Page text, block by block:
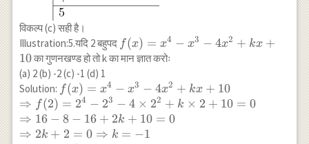
विकल्प (c) सही है।
Illustration:5.यदि 2 बहुपद f(x)=x^4-
x^3-4
x+10
f(x) = x4 − x3 − 4x2 + kx +
10का गुणनखण्ड हो तो k का मान ज्ञात करोः
(a) 2 (b) -2 (c) -1 (d) 1
Solution: f(x)=x^4-
x^3-4
x^2+k
x+10 \\
f(x) = x4 − x3 − 4x2 + kx + 10
⇒ f(2) = 24 − 23 − 4 × 22 + k × 2 + 10 = 0
⇒ 16 − 8 − 16 + 2k + 10 = 0
⇒ 2k + 2 = 0 ⇒ k = −1